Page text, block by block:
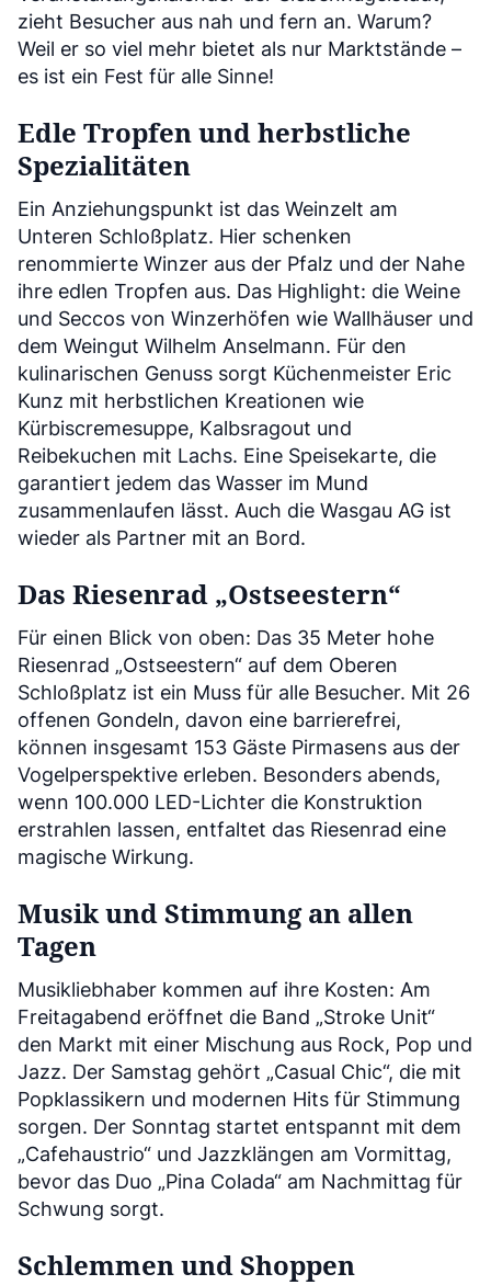
zieht Besucher aus nah und fern an. Warum?
Weil er so viel mehr bietet als nur Marktstände –
es ist ein Fest für alle Sinne!
Edle Tropfen und herbstliche
Spezialitäten
Ein Anziehungspunkt ist das Weinzelt am
Unteren Schloßplatz. Hier schenken
renommierte Winzer aus der Pfalz und der Nahe
ihre edlen Tropfen aus. Das Highlight: die Weine
und Seccos von Winzerhöfen wie Wallhäuser und
dem Weingut Wilhelm Anselmann. Für den
kulinarischen Genuss sorgt Küchenmeister Eric
Kunz mit herbstlichen Kreationen wie
Kürbiscremesuppe, Kalbsragout und
Reibekuchen mit Lachs. Eine Speisekarte, die
garantiert jedem das Wasser im Mund
zusammenlaufen lässt. Auch die Wasgau AG ist
wieder als Partner mit an Bord.
Das Riesenrad „Ostseestern“
Für einen Blick von oben: Das 35 Meter hohe
Riesenrad „Ostseestern“ auf dem Oberen
Schloßplatz ist ein Muss für alle Besucher. Mit 26
offenen Gondeln, davon eine barrierefrei,
können insgesamt 153 Gäste Pirmasens aus der
Vogelperspektive erleben. Besonders abends,
wenn 100.000 LED-Lichter die Konstruktion
erstrahlen lassen, entfaltet das Riesenrad eine
magische Wirkung.
Musik und Stimmung an allen
Tagen
Musikliebhaber kommen auf ihre Kosten: Am
Freitagabend eröffnet die Band „Stroke Unit“
den Markt mit einer Mischung aus Rock, Pop und
Jazz. Der Samstag gehört „Casual Chic“, die mit
Popklassikern und modernen Hits für Stimmung
sorgen. Der Sonntag startet entspannt mit dem
„Cafehaustrio“ und Jazzklängen am Vormittag,
bevor das Duo „Pina Colada“ am Nachmittag für
Schwung sorgt.
Schlemmen und Shoppen